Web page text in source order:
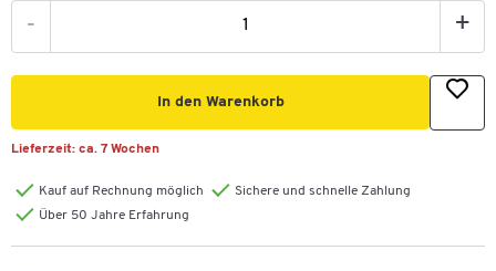
- +
In den Warenkorb
Lieferzeit: ca. 7 Wochen
Kauf auf Rechnung möglich
Sichere und schnelle Zahlung
Über 50 Jahre Erfahrung